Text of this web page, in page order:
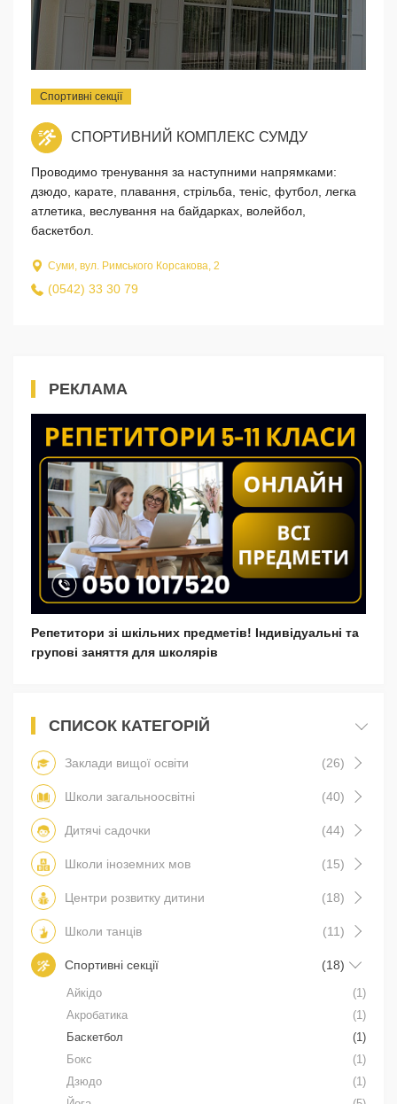
Спортивні секції
СПОРТИВНИЙ КОМПЛЕКС СУМДУ
Проводимо тренування за наступними напрямками:
дзюдо, карате, плавання, стрільба, теніс, футбол, легка
атлетика, веслування на байдарках, волейбол,
баскетбол.
Суми, вул. Римського Корсакова, 2
(0542) 33 30 79
СПИСОК КАТЕГОРІЙ
Заклади вищої освіти (26)
Школи загальноосвітні (40)
Дитячі садочки (44)
Школи іноземних мов (15)
Центри розвитку дитини (18)
Школи танців (11)
Спортивні секції (18)
Айкідо
(1)
Акробатика
(1)
Баскетбол
(1)
Бокс
(1)
Дзюдо
(1)
РЕКЛАМА
Репетитори зі шкільних предметів! Індивідуальні та
групові заняття для школярів